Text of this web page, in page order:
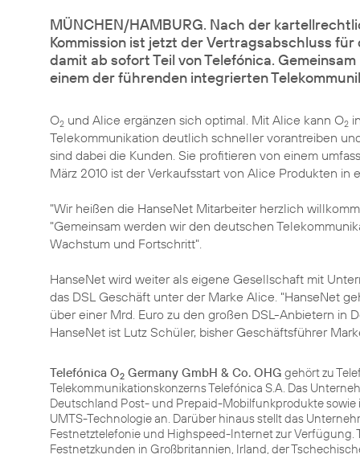
MÜNCHEN/HAMBURG. Nach der
Kommission ist jetzt der Vertragsabschluss
damit ab sofort Teil von Telefónica.
einem der führenden integrierten
O2 und Alice ergänzen sich optimal. Mit Alice kann O2
Telekommunikation deutlich schneller vorantreiben
sind dabei die Kunden. Sie profitieren von einem
März 2010 ist der Verkaufsstart von Alice Produkten in
"Wir heißen die HanseNet Mitarbeiter herzlich
"Gemeinsam werden wir den deutschen
Wachstum und Fortschritt".
HanseNet wird weiter als eigene Gesellschaft mit
das DSL Geschäft unter der Marke Alice. "HanseNet
über einer Mrd. Euro zu den großen DSL-Anbietern in
HanseNet ist Lutz Schüler, bisher Geschäftsführer
Telefónica O2 Germany GmbH & Co. OHG gehört zu
Telekommunikationskonzerns Telefónica S.A. Das
Deutschland Post- und Prepaid-Mobilfunkprodukte
UMTS-Technologie an. Darüber hinaus stellt das
Festnetztelefonie und Highspeed-Internet zur
Festnetzkunden in Großbritannien, Irland, der